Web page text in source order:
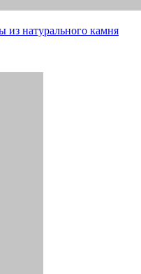
из натурального камня